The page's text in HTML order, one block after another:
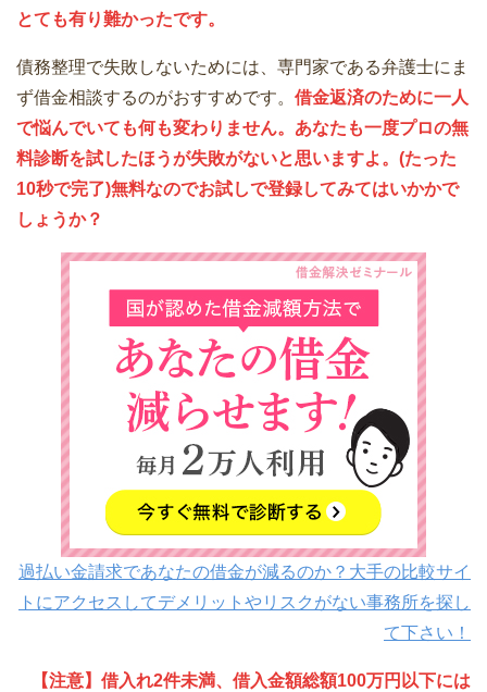
とても有り難かったです。
債務整理で失敗しないためには、専門家である弁護士にま
ず借金相談するのがおすすめです。 借金返済のために一人
で悩んでいても何も変わりません。あなたも一度プロの無
料診断を試したほうが失敗がないと思いますよ。(たった
10秒で完了)無料なのでお試しで登録してみてはいかかで
しょうか？
過払い金請求であなたの借金が減るのか？大手の比較サイ
トにアクセスしてデメリットやリスクがない事務所を探し
て下さい！
【注意】借入れ2件未満、借入金額総額100万円以下には